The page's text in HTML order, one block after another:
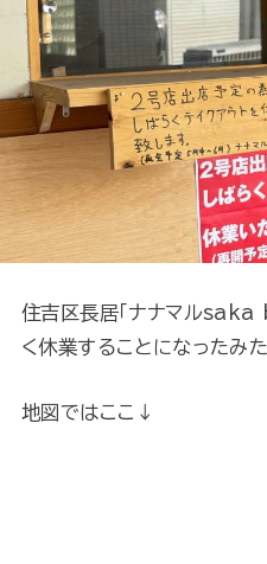
住吉区長居「ナナマルsaka
く休業することになったみた
地図ではここ↓